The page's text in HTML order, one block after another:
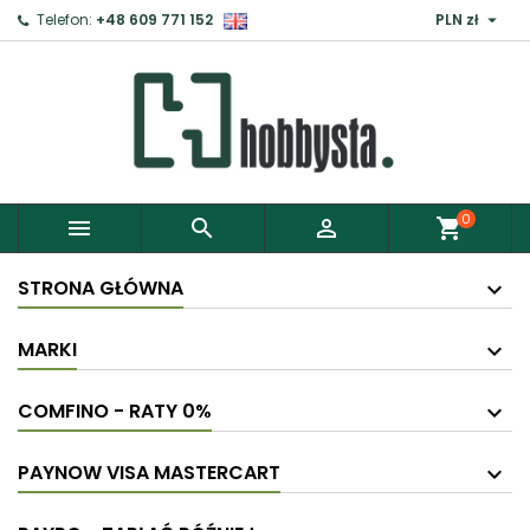
Telefon: +48 609 771 152 PLN zł 
   shopping_cart0
STRONA GŁÓWNA
MARKI
COMFINO - RATY 0%
PAYNOW VISA MASTERCART